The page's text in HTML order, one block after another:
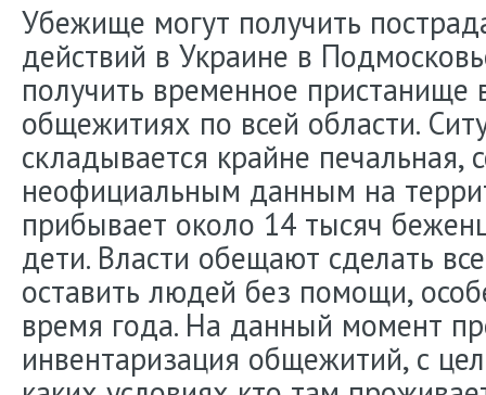
Убежище могут получить
действий в Украине в
получить временное пристанище
общежитиях по всей области.
складывается крайне печальная,
неофициальным данным на
прибывает около 14 тысяч
дети. Власти обещают сделать
оставить людей без помощи,
время года. На данный момент
инвентаризация общежитий, с